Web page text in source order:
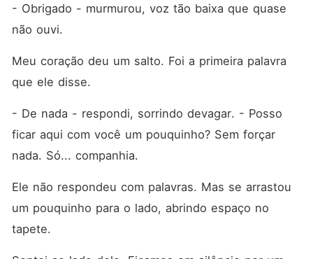
- Obrigado - murmurou, voz tão baixa que quase
não ouvi.
Meu coração deu um salto. Foi a primeira palavra
que ele disse.
- De nada - respondi, sorrindo devagar. - Posso
ficar aqui com você um pouquinho? Sem forçar
nada. Só... companhia.
Ele não respondeu com palavras. Mas se arrastou
um pouquinho para o lado, abrindo espaço no
tapete.